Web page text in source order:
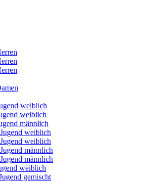
weiblich
weiblich
männlich
weiblich
weiblich
männlich
männlich
weiblich
gemischt